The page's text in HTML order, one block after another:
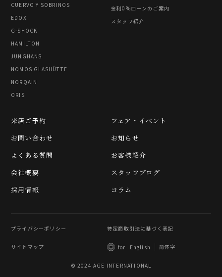
CUERVO Y SOBRINOS
EDOX
G-SHOCK
HAMILTON
JUNGHANS
NOMOS GLASHÜTTE
NORQAIN
ORIS
金利0%ローンのご案内
スタッフ紹介
フェア・イベント
お知らせ
お客様紹介
スタッフブログ
コラム
来店ご予約
お問い合わせ
よくある質問
会社概要
採用情報
プライバシーポリシー 特定商取引法に基づく表記
サイトマップ for English 简体字
© 2024 AGE INTERNATIONAL